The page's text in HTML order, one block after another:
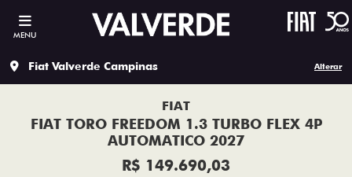
MENU
Fiat Valverde Campinas Alterar
FIAT
FIAT TORO FREEDOM 1.3 TURBO FLEX 4P
AUTOMATICO 2027
R$ 149.690,03